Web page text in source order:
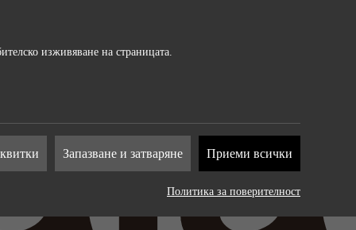
изживяване на страницата.
от
Запазване и затваряне Приеми всички
Политика за поверителност